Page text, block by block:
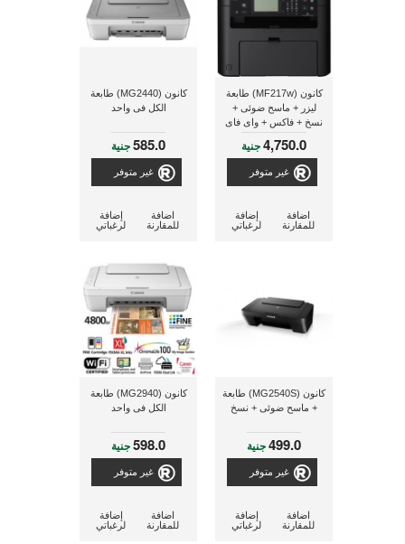
كانون (MF217w) طابعة
ليزر + ماسح ضوئى +
نسخ + فاكس + واى فاى
4,750.0جنية
غير متوفر
إضافة
لرغباتي
اضافة
للمقارنة
كانون (MG2440) طابعة
الكل فى واحد
585.0جنية
غير متوفر
إضافة
لرغباتي
اضافة
للمقارنة
كانون (MG2540S) طابعة
+ ماسح ضوئى + نسخ
499.0جنية
غير متوفر
إضافة
لرغباتي
اضافة
للمقارنة
كانون (MG2940) طابعة
الكل فى واحد
598.0جنية
غير متوفر
إضافة
لرغباتي
اضافة
للمقارنة